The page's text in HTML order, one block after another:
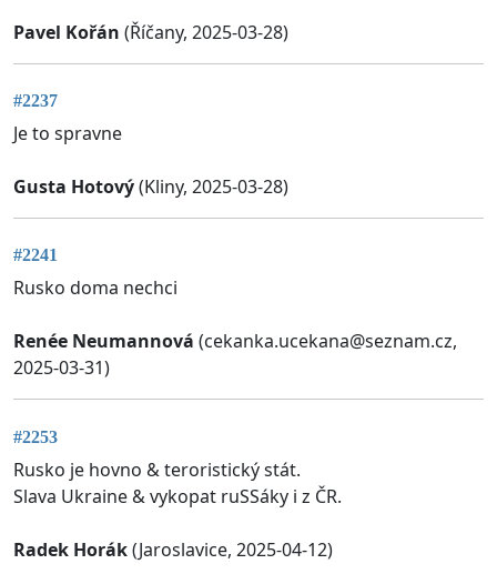
Pavel Kořán (Říčany, 2025-03-28)
#2237
Je to spravne
Gusta Hotový(Kliny, 2025-03-28)
#2241
Rusko doma nechci
Renée Neumannová (cekanka.ucekana@seznam.cz,
2025-03-31)
#2253
Rusko je hovno & teroristický stát.
Slava Ukraine & vykopat ruSSáky i z ČR.
Radek Horák(Jaroslavice, 2025-04-12)